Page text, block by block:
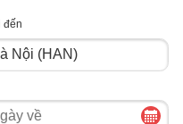
đến